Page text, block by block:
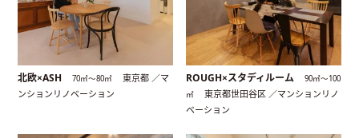
北欧×ASH 70㎡〜80㎡
東京都 ／マ
ンションリノベーション
ROUGH×スタディルーム
90㎡〜100
㎡
東京都世田谷区 ／マンションリノ
ベーション